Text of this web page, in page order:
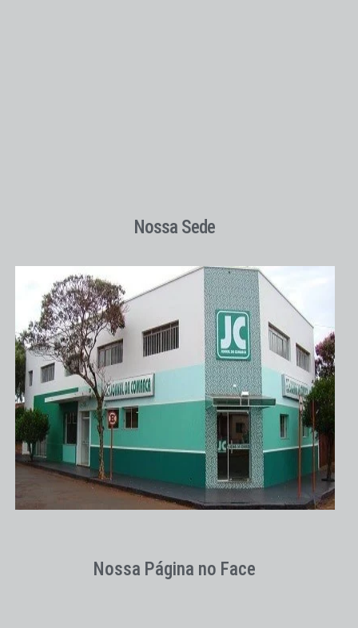
Nossa Sede
Nossa Página no Face